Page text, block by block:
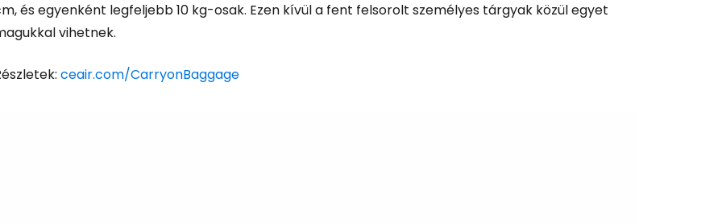
és egyenként legfeljebb 10 kg-osak. Ezen kívül a fent felsorolt személyes tárgyak közül egyet
vihetnek.
ceair.com/CarryonBaggage